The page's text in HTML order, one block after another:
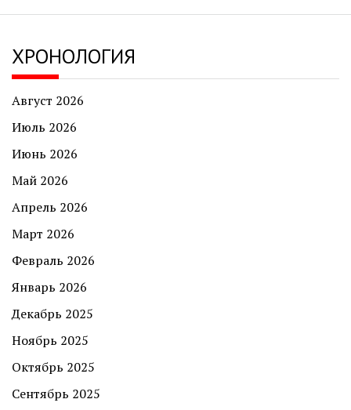
ХРОНОЛОГИЯ
Август 2026
Июль 2026
Июнь 2026
Май 2026
Апрель 2026
Март 2026
Февраль 2026
Январь 2026
Декабрь 2025
Ноябрь 2025
Октябрь 2025
Сентябрь 2025